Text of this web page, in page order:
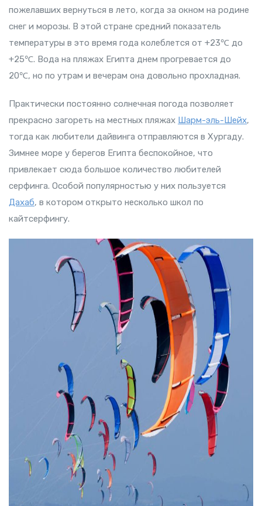
пожелавших вернуться в лето, когда за окном на родине
снег и морозы. В этой стране средний показатель
температуры в это время года колеблется от +23℃ до
+25℃. Вода на пляжах Египта днем прогревается до
20℃, но по утрам и вечерам она довольно прохладная.
Практически постоянно солнечная погода позволяет
прекрасно загореть на местных пляжах Шарм-эль-Шейх,
тогда как любители дайвинга отправляются в Хургаду.
Зимнее море у берегов Египта беспокойное, что
привлекает сюда большое количество любителей
серфинга. Особой популярностью у них пользуется
Дахаб, в котором открыто несколько школ по
кайтсерфингу.